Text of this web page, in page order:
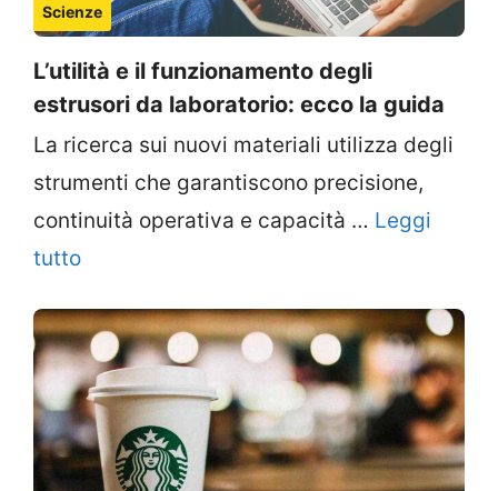
Scienze
L’utilità e il funzionamento degli
estrusori da laboratorio: ecco la guida
La ricerca sui nuovi materiali utilizza degli
strumenti che garantiscono precisione,
continuità operativa e capacità … Leggi
tutto